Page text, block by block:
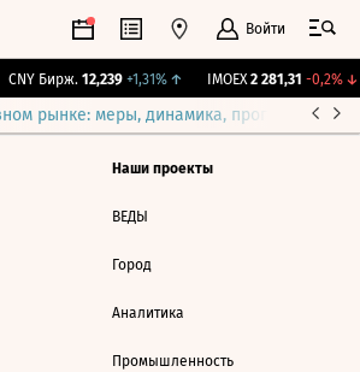
Войти
CNY Бирж. 12,239 +1,31%↑ IMOEX 2 281,31 -0,2%↓
рынке: меры, динамика, прогнозы
Наши проекты
ВЕДЫ
Город
Аналитика
Промышленность